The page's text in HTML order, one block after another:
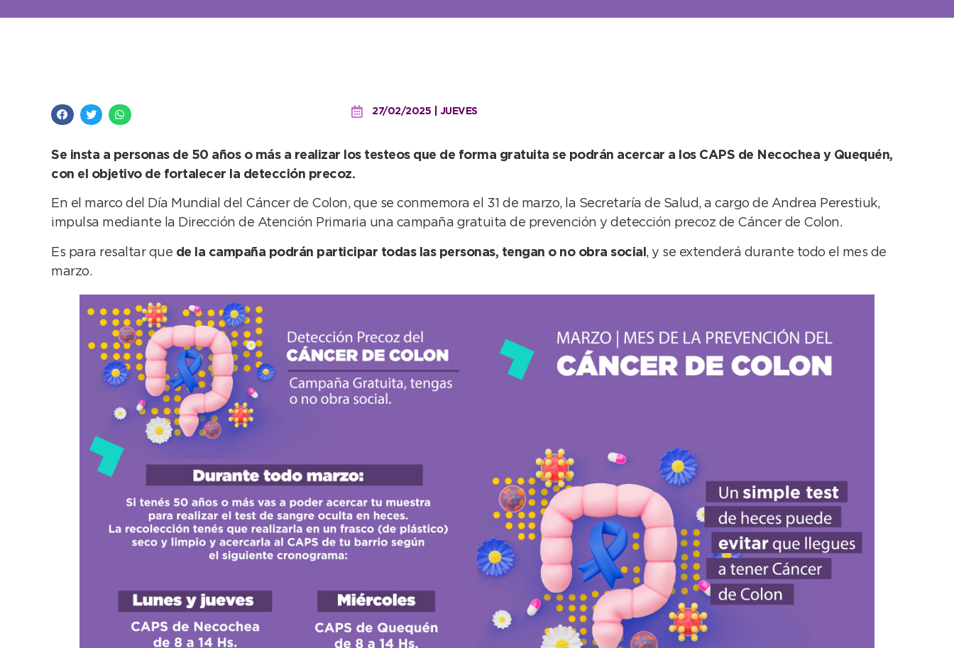
27/02/2025 | JUEVES
Se insta a personas de 50 años o más a realizar los testeos que de forma gratuita se podrán acercar a los CAPS de Necochea y Quequén,
con el objetivo de fortalecer la detección precoz.
En el marco del Día Mundial del Cáncer de Colon, que se conmemora el 31 de marzo, la Secretaría de Salud, a cargo de Andrea Perestiuk,
impulsa mediante la Dirección de Atención Primaria una campaña gratuita de prevención y detección precoz de Cáncer de Colon.
Es para resaltar que de la campaña podrán participar todas las personas, tengan o no obra social , y se extenderá durante todo el mes de
marzo.